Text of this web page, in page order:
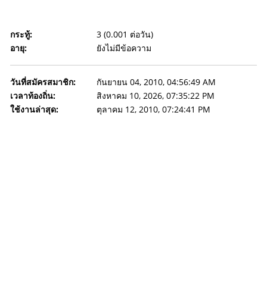
กระทู้:
3 (0.001 ต่อวัน)
อายุ:
ยังไม่มีข้อความ
วันที่สมัครสมาชิก:
กันยายน 04, 2010, 04:56:49 AM
เวลาท้องถิ่น:
สิงหาคม 10, 2026, 07:35:22 PM
ใช้งานล่าสุด:
ตุลาคม 12, 2010, 07:24:41 PM